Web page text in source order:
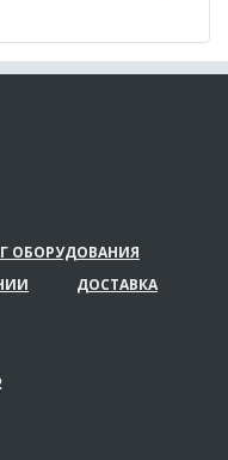
ОБОРУДОВАНИЯ
ДОСТАВКА